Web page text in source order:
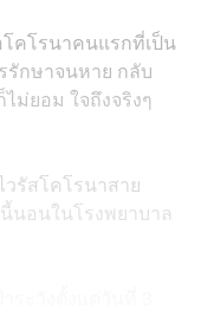
คโรนาคนแรกที่เป็น
รักษาจนหาย กลับ
ม่ยอม ใจถึงจริงๆ
รัสโคโรนาสาย
นอนในโรงพยาบาล